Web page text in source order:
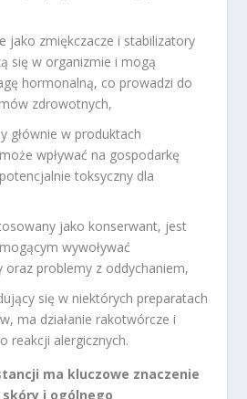
jako zmiękczacze i stabilizatory
się w organizmie i mogą
hormonalną, co prowadzi do
zdrowotnych,
głównie w produktach
wpływać na gospodarkę
toksyczny dla
jako konserwant, jest
wywoływać
oraz problemy z oddychaniem,
się w niektórych preparatach
ma działanie rakotwórcze i
reakcji alergicznych.
ma kluczowe znaczenie
i ogólnego